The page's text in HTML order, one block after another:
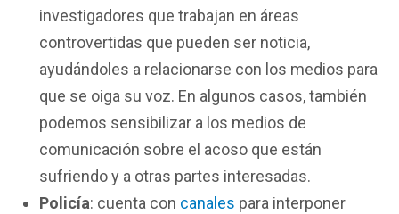
investigadores que trabajan en áreas
controvertidas que pueden ser noticia,
ayudándoles a relacionarse con los medios para
que se oiga su voz. En algunos casos, también
podemos sensibilizar a los medios de
comunicación sobre el acoso que están
sufriendo y a otras partes interesadas.
Policía: cuenta con canales para interponer